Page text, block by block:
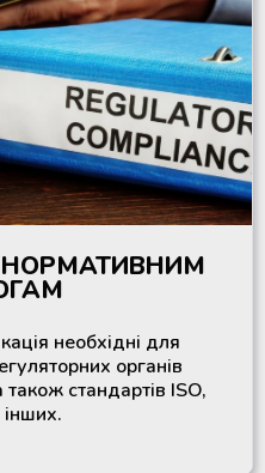
НОРМАТИВНИМ
необхідні для
органів
стандартів ISO,
інших.